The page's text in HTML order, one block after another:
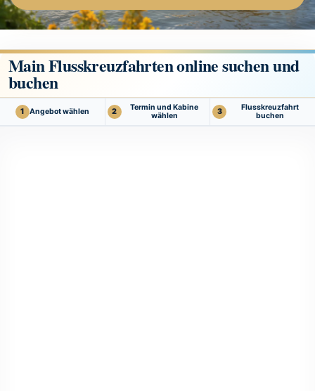
Main Flusskreuzfahrten online suchen und
buchen
1 Angebot wählen 2
Termin und Kabine
wählen
3
Flusskreuzfahrt
buchen